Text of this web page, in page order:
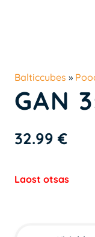
Balticcubes »
GAN
32.99€
Laost otsas